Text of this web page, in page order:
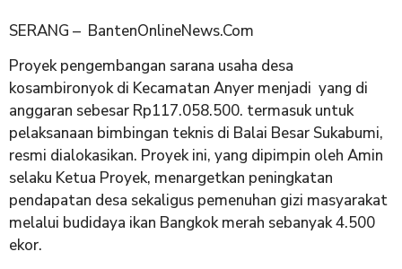
SERANG – BantenOnlineNews.Com
Proyek pengembangan sarana usaha desa
kosambironyok di Kecamatan Anyer menjadi yang di
anggaran sebesar Rp117.058.500. termasuk untuk
pelaksanaan bimbingan teknis di Balai Besar Sukabumi,
resmi dialokasikan. Proyek ini, yang dipimpin oleh Amin
selaku Ketua Proyek, menargetkan peningkatan
pendapatan desa sekaligus pemenuhan gizi masyarakat
melalui budidaya ikan Bangkok merah sebanyak 4.500
ekor.